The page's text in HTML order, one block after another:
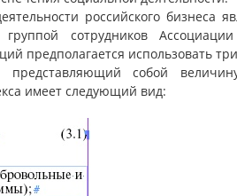
российского бизнеса
сотрудников
предполагается использовать
представляющий собой
имеет следующий вид: